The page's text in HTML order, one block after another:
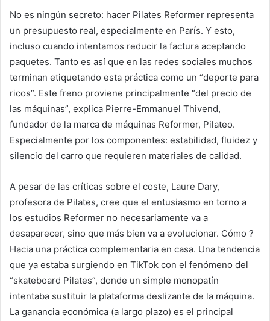
No es ningún secreto: hacer Pilates Reformer representa
un presupuesto real, especialmente en París. Y esto,
incluso cuando intentamos reducir la factura aceptando
paquetes. Tanto es así que en las redes sociales muchos
terminan etiquetando esta práctica como un “deporte para
ricos”. Este freno proviene principalmente “del precio de
las máquinas”, explica Pierre-Emmanuel Thivend,
fundador de la marca de máquinas Reformer, Pilateo.
Especialmente por los componentes: estabilidad, fluidez y
silencio del carro que requieren materiales de calidad.
A pesar de las críticas sobre el coste, Laure Dary,
profesora de Pilates, cree que el entusiasmo en torno a
los estudios Reformer no necesariamente va a
desaparecer, sino que más bien va a evolucionar. Cómo ?
Hacia una práctica complementaria en casa. Una tendencia
que ya estaba surgiendo en TikTok con el fenómeno del
“skateboard Pilates”, donde un simple monopatín
intentaba sustituir la plataforma deslizante de la máquina.
La ganancia económica (a largo plazo) es el principal